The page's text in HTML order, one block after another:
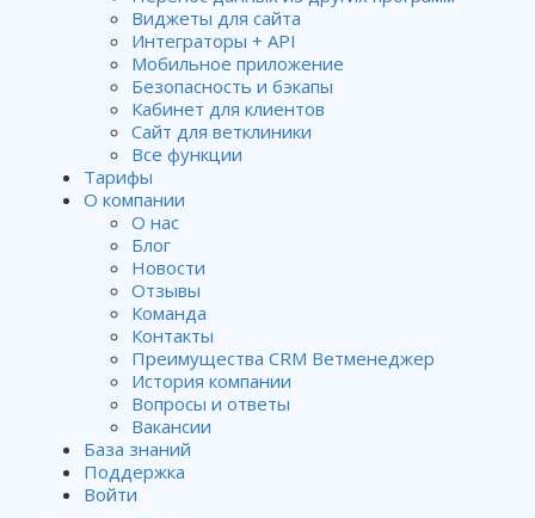
Виджеты для сайта
Интеграторы + API
Мобильное приложение
Безопасность и бэкапы
Кабинет для клиентов
Сайт для ветклиники
Все функции
Тарифы
О компании
О нас
Блог
Новости
Отзывы
Команда
Контакты
Преимущества CRM Ветменеджер
История компании
Вопросы и ответы
Вакансии
База знаний
Поддержка
Войти
Данная рассылка после настройки автоматически
срабатывает при определенных событиях.
информационные